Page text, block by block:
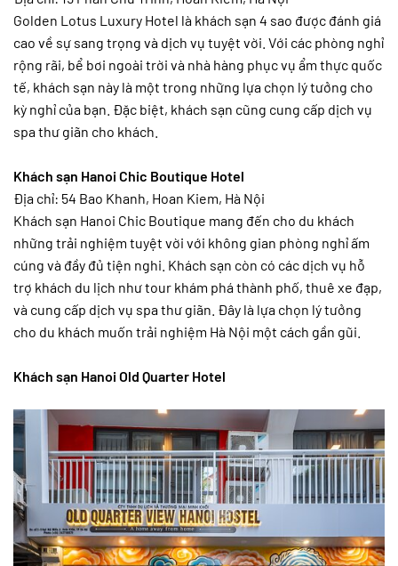
Golden Lotus Luxury Hotel là khách sạn 4 sao được đánh giá
cao về sự sang trọng và dịch vụ tuyệt vời. Với các phòng nghỉ
rộng rãi, bể bơi ngoài trời và nhà hàng phục vụ ẩm thực quốc
tế, khách sạn này là một trong những lựa chọn lý tưởng cho
kỳ nghỉ của bạn. Đặc biệt, khách sạn cũng cung cấp dịch vụ
spa thư giãn cho khách.
Khách sạn Hanoi Chic Boutique Hotel
Địa chỉ: 54 Bao Khanh, Hoan Kiem, Hà Nội
Khách sạn Hanoi Chic Boutique mang đến cho du khách
những trải nghiệm tuyệt vời với không gian phòng nghỉ ấm
cúng và đầy đủ tiện nghi. Khách sạn còn có các dịch vụ hỗ
trợ khách du lịch như tour khám phá thành phố, thuê xe đạp,
và cung cấp dịch vụ spa thư giãn. Đây là lựa chọn lý tưởng
cho du khách muốn trải nghiệm Hà Nội một cách gần gũi.
Khách sạn Hanoi Old Quarter Hotel